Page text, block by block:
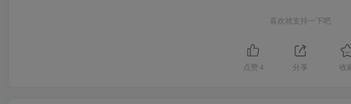
喜欢就支持一下吧
点赞 4 分享 收